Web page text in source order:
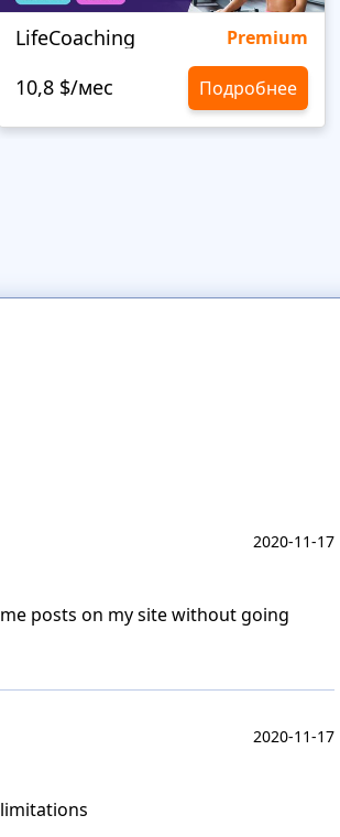
LifeCoaching Premium
10,8 $/мес Подробнее
2020-11-17
posts on my site without going
2020-11-17